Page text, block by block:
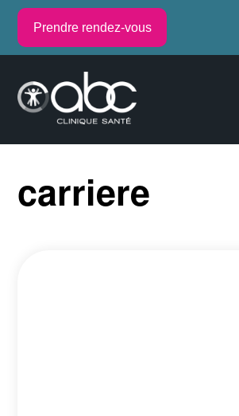
Prendre rendez-vous
carriere